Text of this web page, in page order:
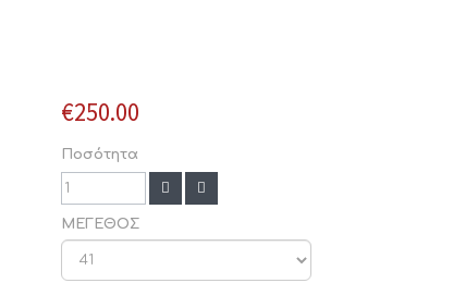
€250.00
Ποσότητα
ΜΕΓΕΘΟΣ